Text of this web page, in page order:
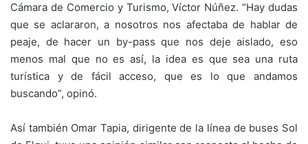
Cámara de Comercio y Turismo, Víctor Núñez. “Hay dudas
que se aclararon, a nosotros nos afectaba de hablar de
peaje, de hacer un by-pass que nos deje aislado, eso
menos mal que no es así, la idea es que sea una ruta
turística y de fácil acceso, que es lo que andamos
buscando”, opinó.
Así también Omar Tapia, dirigente de la línea de buses Sol